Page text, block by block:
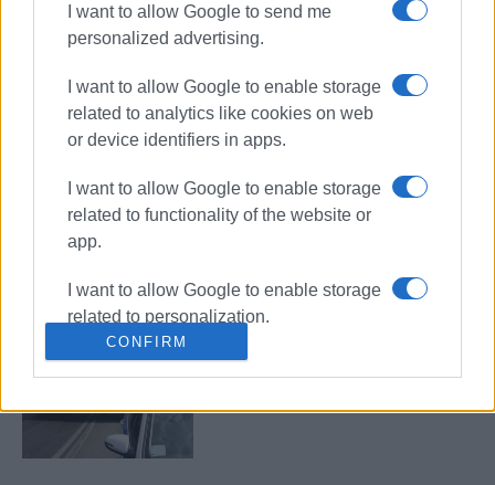
I want to allow Google to send me
personalized advertising.
I want to allow Google to enable storage
related to analytics like cookies on web
or device identifiers in apps.
I want to allow Google to enable storage
related to functionality of the website or
app.
I want to allow Google to enable storage
related to personalization.
I want to allow Google to enable storage
authentication functionality and fraud
prevention, and other user protection.
CONFIRM
Τροχαίο ατύχημα με υλικές ζημιές
στον περιφερειακό Λευκίμμης –
Κάβου
Σοβαρό τροχαίο στο Τρίκλινο –
Στο νοσοκομείο οδηγός μηχανής